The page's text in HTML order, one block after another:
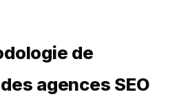
de
agences SEO